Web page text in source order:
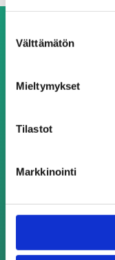
valinta
Välttämätön
Mieltymykset
Tilastot
Markkinointi